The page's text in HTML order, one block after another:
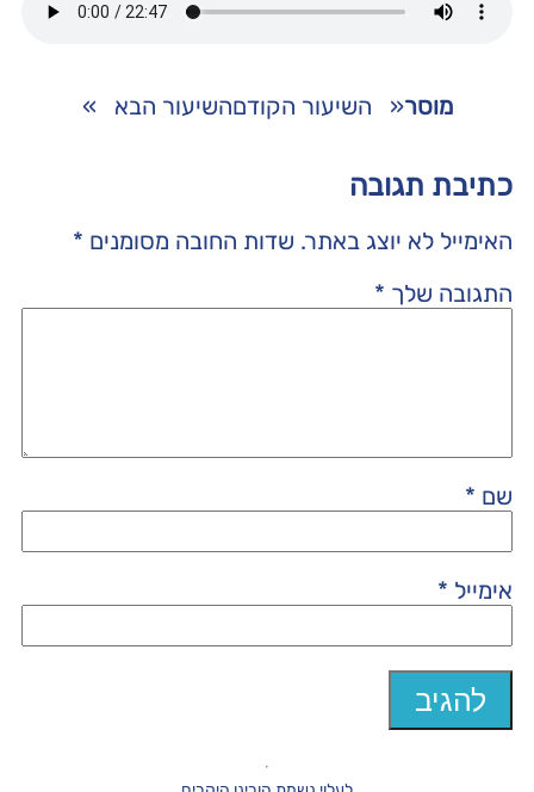
מוסר« השיעור הקודםהשיעור הבא »
כתיבת תגובה
האימייל לא יוצג באתר. שדות החובה מסומנים *
התגובה שלך *
שם *
אימייל *